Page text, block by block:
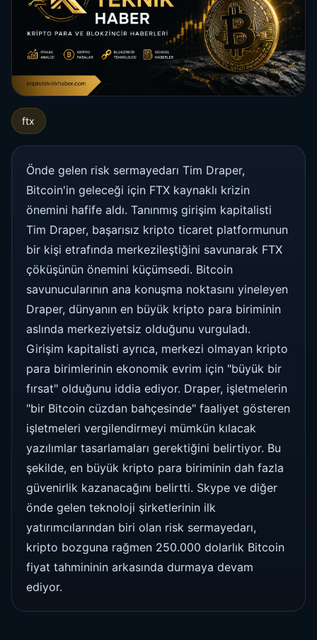
ftx
Önde gelen risk sermayedarı Tim Draper,
Bitcoin'in geleceği için FTX kaynaklı krizin
önemini hafife aldı. Tanınmış girişim kapitalisti
Tim Draper, başarısız kripto ticaret platformunun
bir kişi etrafında merkezileştiğini savunarak FTX
çöküşünün önemini küçümsedi. Bitcoin
savunucularının ana konuşma noktasını yineleyen
Draper, dünyanın en büyük kripto para biriminin
aslında merkeziyetsiz olduğunu vurguladı.
Girişim kapitalisti ayrıca, merkezi olmayan kripto
para birimlerinin ekonomik evrim için "büyük bir
fırsat" olduğunu iddia ediyor. Draper, işletmelerin
"bir Bitcoin cüzdan bahçesinde" faaliyet gösteren
işletmeleri vergilendirmeyi mümkün kılacak
yazılımlar tasarlamaları gerektiğini belirtiyor. Bu
şekilde, en büyük kripto para biriminin dah fazla
güvenirlik kazanacağını belirtti. Skype ve diğer
önde gelen teknoloji şirketlerinin ilk
yatırımcılarından biri olan risk sermayedarı,
kripto bozguna rağmen 250.000 dolarlık Bitcoin
fiyat tahmininin arkasında durmaya devam
ediyor.